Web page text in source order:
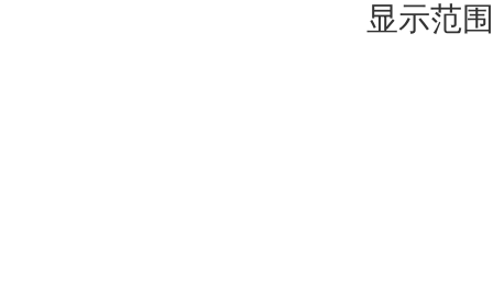
显示范